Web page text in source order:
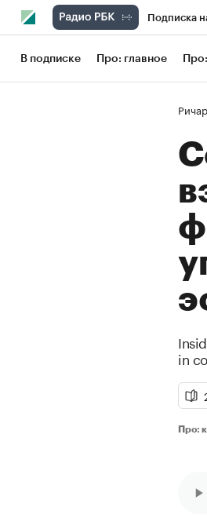
Подписка
Школа
В подписке Про: главное
in
Про: